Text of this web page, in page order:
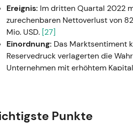
Ereignis: Im dritten Quartal 2022
zurechenbaren Nettoverlust von
Mio. USD. [27]
Einordnung: Das Marktsentiment
Reservedruck verlagerten die
Unternehmen mit erhöhtem
(Gesamtjahr)
Punkte